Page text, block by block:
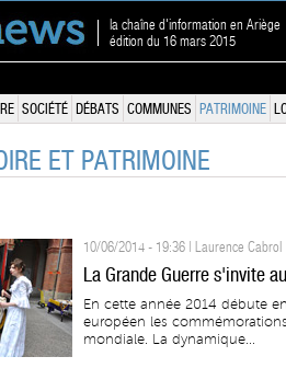
la chaîne d'information en Ariège
édition du 16 mars 2015
SOCIÉTÉ DÉBATS COMMUNES PATRIMOINE
ET PATRIMOINE
10/06/2014 - 19:36 | Laurence Cabrol
La Grande Guerre s'invite
En cette année 2014 débute
européen les
mondiale. La dynamique...